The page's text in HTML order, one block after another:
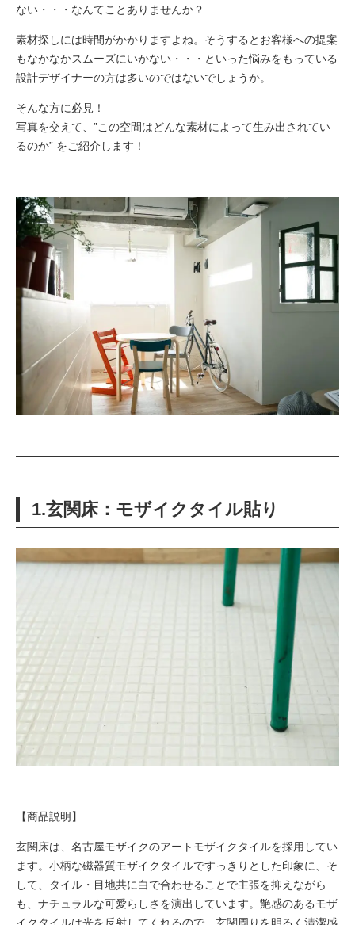
ない・・・なんてことありませんか？
素材探しには時間がかかりますよね。そうするとお客様への提案
もなかなかスムーズにいかない・・・といった悩みをもっている
設計デザイナーの方は多いのではないでしょうか。
そんな方に必見！
写真を交えて、”この空間はどんな素材によって生み出されてい
るのか” をご紹介します！
1.玄関床：モザイクタイル貼り
【商品説明】
玄関床は、名古屋モザイクのアートモザイクタイルを採用してい
ます。小柄な磁器質モザイクタイルですっきりとした印象に、そ
して、タイル・目地共に白で合わせることで主張を抑えながら
も、ナチュラルな可愛らしさを演出しています。艶感のあるモザ
イクタイルは光を反射してくれるので、玄関周りを明るく清潔感